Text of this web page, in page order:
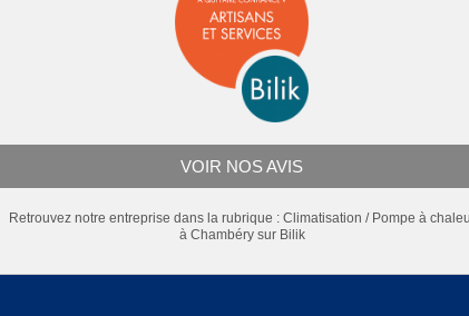
VOIR NOS AVIS
Retrouvez notre entreprise dans la rubrique : Climatisation / Pompe à
à Chambérysur Bilik